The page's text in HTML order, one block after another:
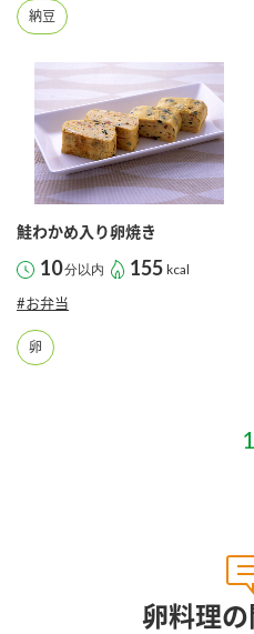
つゆ
スープ
クイック調味料
商品ブランドサイト
くらしプラ酢
カンタン酢
お酢ドリンク
味ぽん
ぽん酢
かおりの蔵
つゆ
鍋なび
国内事業概要
ミツカングループについて
企業理念
ミツカンの歴史
ミツカンを知る
環境への取り組み
水の文化センタ
各部門が大切に
採用情報
ニュースリリース
納豆
鮭わかめ入り卵焼き
10分以内 155 kcal
#お弁当
卵
卵料理